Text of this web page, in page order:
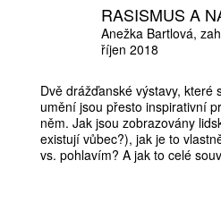
RASISMUS A
Anežka Bartlová
říjen 2018
Dvě drážďanské výstavy, které
umění jsou přesto inspirativní
něm. Jak jsou zobrazovány
existují vůbec?), jak je to
vs. pohlavím? A jak to celé